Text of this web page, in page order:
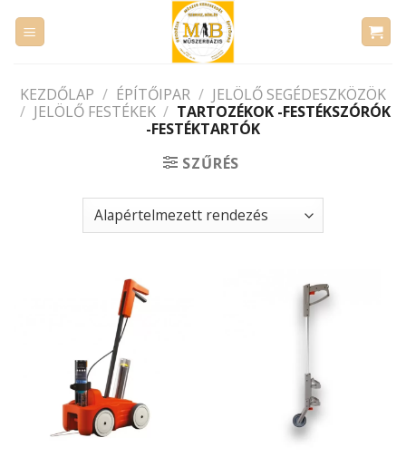
KEZDŐLAP / ÉPÍTŐIPAR / JELÖLŐ SEGÉDESZKÖZÖK
/ JELÖLŐ FESTÉKEK / TARTOZÉKOK -FESTÉKSZÓRÓK
-FESTÉKTARTÓK
SZŰRÉS